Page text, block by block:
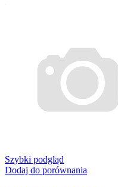
Szybki podgląd
Dodaj do porównania